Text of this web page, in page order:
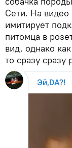
Сети. На видео
имитирует
питомца в
вид, однако
то сразу сразу